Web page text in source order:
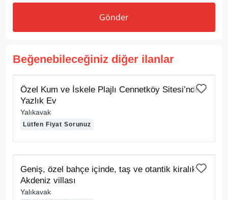
Gönder
Beğenebileceğiniz diğer ilanlar
KİRALIK
Özel Kum ve İskele Plajlı Cennetköy Sitesi’nde
Yazlık Ev
Yalıkavak
Lütfen Fiyat Sorunuz
KİRALIK
Geniş, özel bahçe içinde, taş ve otantik kiralık
Akdeniz villası
Yalıkavak